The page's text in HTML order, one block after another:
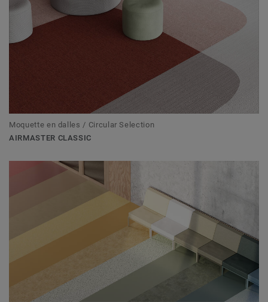
Moquette en dalles / Circular Selection
AIRMASTER CLASSIC